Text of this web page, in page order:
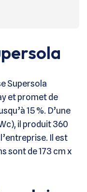
Supersola
et promet de
15 %. D’une
il produit 360
Il est
sont de 173 cm x